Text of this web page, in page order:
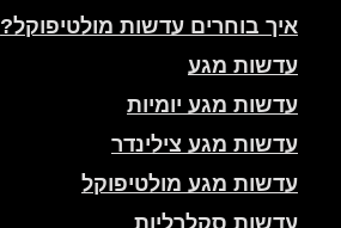
איך בוחרים עדשות מולטיפוקל?
עדשות מגע
עדשות מגע יומיות
עדשות מגע צילינדר
עדשות מגע מולטיפוקל
עדשות סקלרליות